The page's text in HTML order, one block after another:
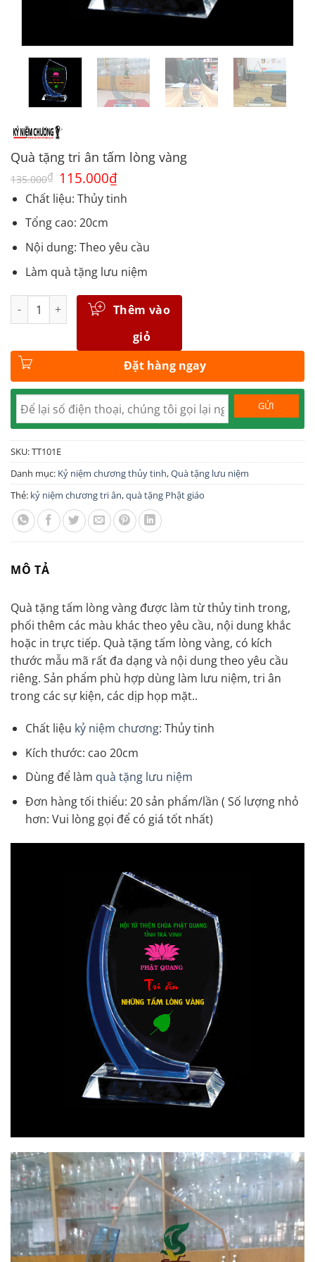
Quà tặng tri ân tấm lòng vàng
135.000₫ Giá
gốc
là:
135.000₫.
115.000₫Giá
tại
là:
Chất liệu: Thủy tinh
Tổng cao: 20cm
Nội dung: Theo yêu cầu
Làm quà tặng lưu niệm
Số lượng
Thêm vào
giỏ
Đặt hàng ngay
SKU:TT101E
Danh mục: Kỷ niệm chương thủy tinh,Quà tặng lưu niệm
Thẻ: kỷ niệm chương tri ân,quà tặng Phật giáo
MÔ TẢ
Quà tặng tấm lòng vàng được làm từ thủy tinh trong,
phối thêm các màu khác theo yêu cầu, nội dung khắc
hoặc in trực tiếp. Quà tặng tấm lòng vàng, có kích
thước mẫu mã rất đa dạng và nội dung theo yêu cầu
riêng. Sản phẩm phù hợp dùng làm lưu niệm, tri ân
trong các sự kiện, các dịp họp mặt..
Chất liệu kỷ niệm chương: Thủy tinh
Kích thước: cao 20cm
Dùng để làm quà tặng lưu niệm
Đơn hàng tối thiểu: 20 sản phẩm/lần ( Số lượng nhỏ
hơn: Vui lòng gọi để có giá tốt nhất)